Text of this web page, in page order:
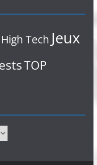
High Tech Jeux
TOP